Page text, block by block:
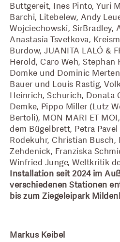
Buttgereit, Ines Pinto, Yuri
Barchi, Litebelew, Andy
Wojciechowski, SirBradley,
Anastasia Tsvetkova,
Burdow, JUANITA LALÓ &
Herold, Caro Weh, Stephan
Domke und Dominic
Bauer und Louis Rastig,
Heinrich, Schurich, Donata
Demke, Pippo Miller (Lutz
Bertoli), MON MARI ET
dem Bügelbrett, Petra
Rodekuhr, Christian Busch,
Zehdenick, Franziska
Winfried Junge, Weltkritik
Installation seit 2024 im
verschiedenen Stationen
bis zum Ziegeleipark
Markus Keibel